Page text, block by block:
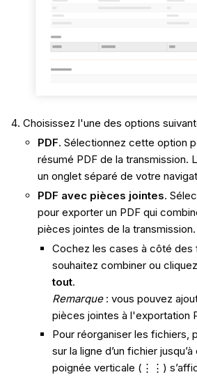
Choisissez l'une des options
PDF. Sélectionnez cette option
résumé PDF de la transmission.
un onglet séparé de votre
PDF avec pièces jointes.
pour exporter un PDF qui
pièces jointes de la transmission.
Cochez les cases à côté des
souhaitez combiner ou
tout.
Remarque: vous pouvez
pièces jointes à l'exportation
Pour réorganiser les fichiers,
sur la ligne d’un fichier
poignée verticale (⋮⋮)